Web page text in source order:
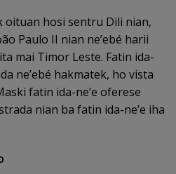
oituan hosi sentru Dili nian,
Paulo II nian ne’ebé harii
mai Timor Leste. Fatin ida-
ne’ebé hakmatek, ho vista
fatin ida-ne’e oferese
nian ba fatin ida-ne’e iha